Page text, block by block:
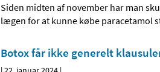
Siden midten af november har man
lægen for at kunne købe paracetamol
Botox får ikke generelt